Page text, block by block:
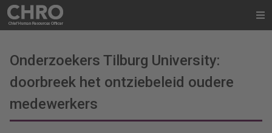
Onderzoekers Tilburg University:
doorbreek het ontziebeleid oudere
medewerkers